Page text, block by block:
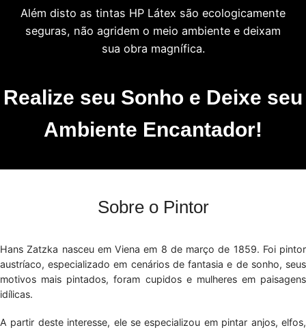
Além disto as tintas HP Látex são ecologicamente
seguras, não agridem o meio ambiente e deixam
sua obra magnífica.
Realize seu Sonho e Deixe seu
Ambiente Encantador!
Sobre o Pintor
Hans Zatzka nasceu em Viena em 8 de março de 1859. Foi pintor
austríaco, especializado em cenários de fantasia e de sonho, seus
motivos mais pintados, foram cupidos e mulheres em paisagens
idílicas.
A partir deste interesse, ele se especializou em pintar anjos, elfos,